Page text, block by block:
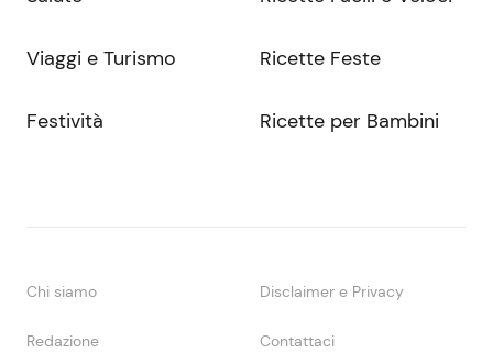
Viaggi e Turismo
Festività
Ricette Feste
Ricette per Bambini
Chi siamo Disclaimer e Privacy
Redazione Contattaci